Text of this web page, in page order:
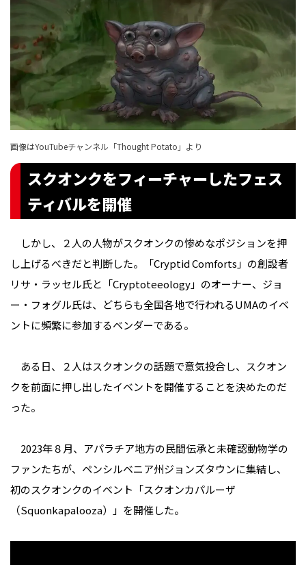
画像はYouTubeチャンネル「Thought Potato」より
スクオンクをフィーチャーしたフェス
ティバルを開催
しかし、２人の人物がスクオンクの惨めなポジションを押
し上げるべきだと判断した。「Cryptid Comforts」の創設者
リサ・ラッセル氏と「Cryptoteeology」のオーナー、ジョ
ー・フォグル氏は、どちらも全国各地で行われるUMAのイベ
ントに頻繁に参加するベンダーである。
ある日、２人はスクオンクの話題で意気投合し、スクオン
クを前面に押し出したイベントを開催することを決めたのだ
った。
2023年８月、アパラチア地方の民間伝承と未確認動物学の
ファンたちが、ペンシルベニア州ジョンズタウンに集結し、
初のスクオンクのイベント「スクオンカパルーザ
（Squonkapalooza）」を開催した。